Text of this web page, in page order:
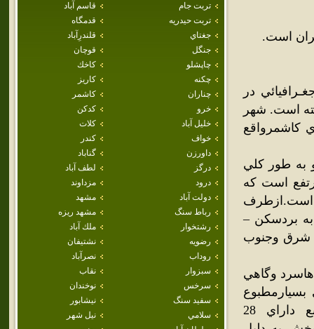
تربت جام
قاسم آباد
تربت حيدريه
قدمگاه
جغتاي
قلندرِآباد
جنگل
قوچان
چاپشلو
كاخك
چکنه
كاريز
چناران
كاشمر
خرو
كدكن
خليل آباد
كلات
خواف
كندر
داورزن
گناباد
درگز
لطف آباد
درود
مزداوند
دولت آباد
مشهد
رباط سنگ
مشهد ريزه
رشتخوار
ملك آباد
رضويه
نشتيفان
روداب
نصرآباد
سبزوار
نقاب
سرخس
نوخندان
سفيد سنگ
نيشابور
سلامي
نيل شهر
است.
در
است. شهر
بخش کوهسرخ در 30 کيلومتري کاشمرواقع
به طور کلي
است که
است.ازطرف
بردسکن –
شرق وجنوب
درزمستان هاسرد وگاهي
بسيارمطبوع
ودلپذيراست.بخش کوهسرخ باوسعتي معادل 2193 کيلومترمربع داراي 28